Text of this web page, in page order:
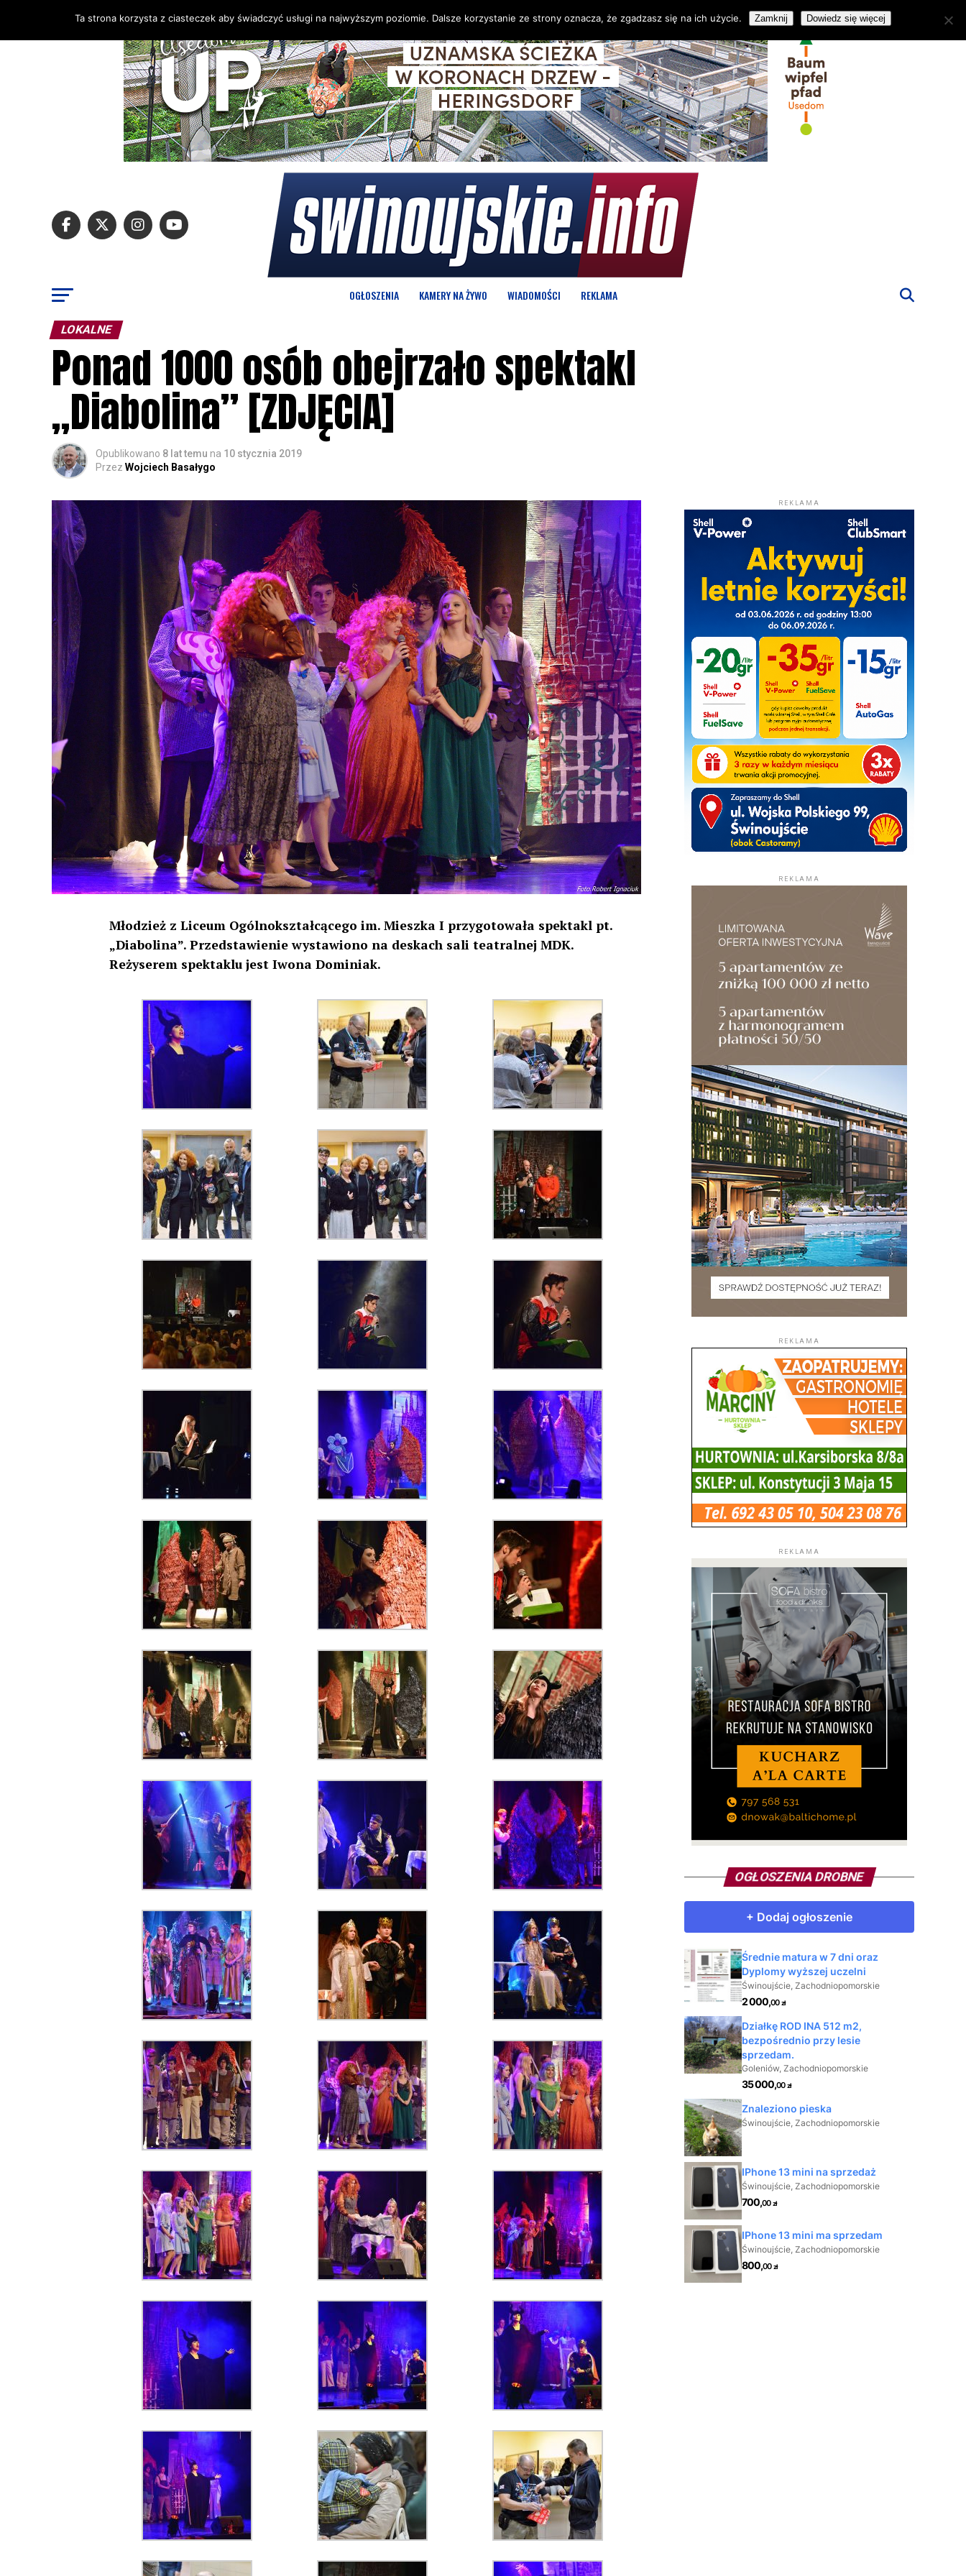
OGŁOSZENIA KAMERY NA ŻYWO WIADOMOŚCI REKLAMA
LOKALNE
Ponad 1000 osób obejrzało spektakl
„Diabolina” [ZDJĘCIA]
Opublikowano 8 lat temu na 10 stycznia 2019
Przez Wojciech Basałygo
Młodzież z Liceum Ogólnokształcącego im. Mieszka I przygotowała spektakl pt.
„Diabolina”. Przedstawienie wystawiono na deskach sali teatralnej MDK.
Reżyserem spektaklu jest Iwona Dominiak.
REKLAMA
REKLAMA
REKLAMA
REKLAMA
OGŁOSZENIA DROBNE
Ta strona korzysta z ciasteczek aby świadczyć usługi na najwyższym poziomie. Dalsze korzystanie ze strony oznacza, że zgadzasz się na ich użycie. Zamknij Dowiedz się więcej